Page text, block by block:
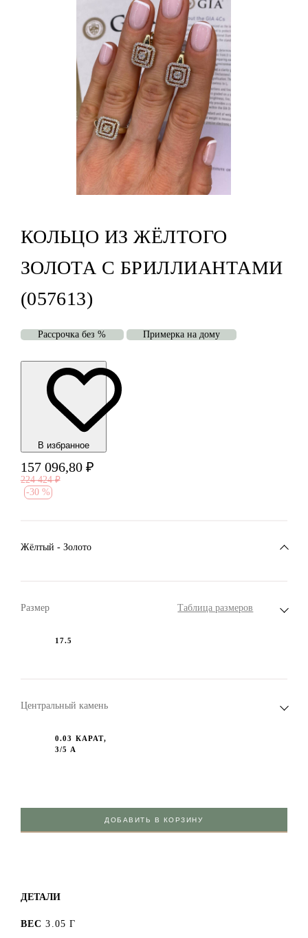
КОЛЬЦО ИЗ ЖЁЛТОГО
ЗОЛОТА С БРИЛЛИАНТАМИ
(057613)
Рассрочка без % Примерка на дому
В избранноe
157 096,80 ₽
224 424 ₽
-30 %
Жёлтый - Золото
Размер Таблица размеров
17.5
Центральный камень
0.03 КАРАТ,
3/5 А
ДОБАВИТЬ В КОРЗИНУ
ДЕТАЛИ
ВЕС 3.05 Г